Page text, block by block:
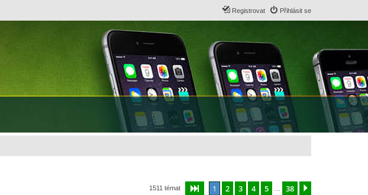
Přihlásit se
Registrovat
1511 témat Stránka z
1 2 3 4 5 38